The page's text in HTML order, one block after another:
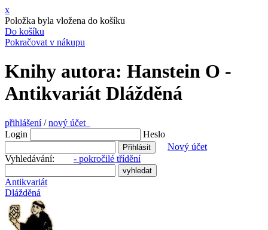
x
Položka byla vložena do košíku
Do košíku
Pokračovat v nákupu
Knihy autora: Hanstein O -
Antikvariát Dlážděná
přihlášení/nový účet
Login
Heslo
Nový účet
Vyhledávání: - pokročilé třídění
Antikvariát
Dlážděná